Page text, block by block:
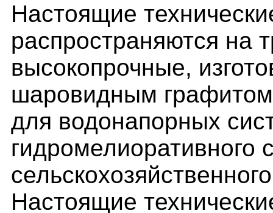
Настоящие
распространяются на
высокопрочные,
шаровидным
для водонапорных
гидромелиоративного
Настоящие